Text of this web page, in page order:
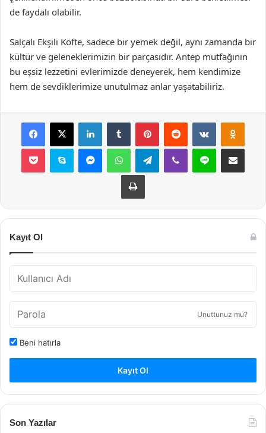
de faydalı olabilir.
Salçalı Ekşili Köfte, sadece bir yemek değil, aynı zamanda bir
kültür ve geleneklerimizin bir parçasıdır. Antep mutfağının
bu eşsiz lezzetini evlerimizde deneyerek, hem kendimize
hem de sevdiklerimize unutulmaz anlar yaşatabiliriz.
Facebook
X LinkedInTumblr PinterestReddit VKontakte
Pocket Skype MessengerWhatsAppTelegramViber Line E-Posta ile
Yazdır
Kayıt Ol
Unuttunuz mu?
Beni hatırla
Kayıt Ol
Son Yazılar